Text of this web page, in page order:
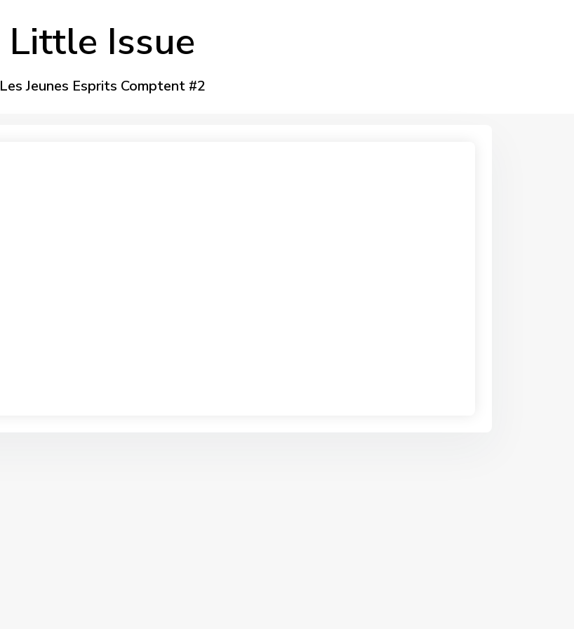
Little Issue
Les Jeunes Esprits Comptent #2